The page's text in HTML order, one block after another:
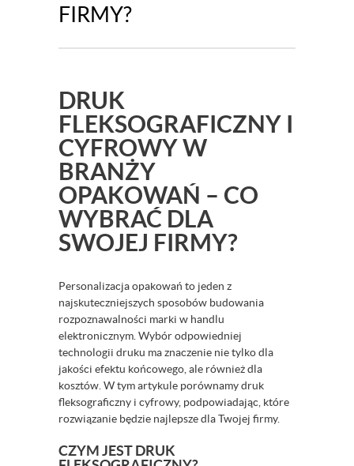
FIRMY?
DRUK
FLEKSOGRAFICZNY I
CYFROWY W
BRANŻY
OPAKOWAŃ – CO
WYBRAĆ DLA
SWOJEJ FIRMY?
Personalizacja opakowań to jeden z
najskuteczniejszych sposobów budowania
rozpoznawalności marki w handlu
elektronicznym. Wybór odpowiedniej
technologii druku ma znaczenie nie tylko dla
jakości efektu końcowego, ale również dla
kosztów. W tym artykule porównamy druk
fleksograficzny i cyfrowy, podpowiadając, które
rozwiązanie będzie najlepsze dla Twojej firmy.
CZYM JEST DRUK